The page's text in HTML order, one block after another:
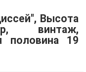
Высота
винтаж,
половина 19